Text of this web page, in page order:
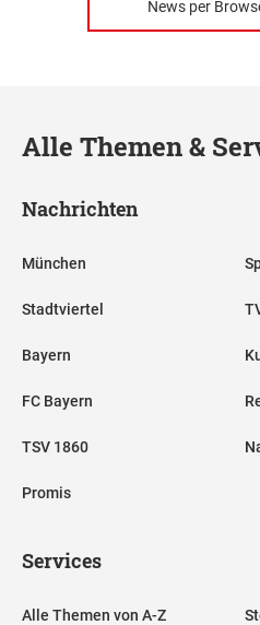
News per
Alle Themen &
Nachrichten
München
Stadtviertel
Bayern
FC Bayern
TSV 1860
Promis
Services
Alle Themen von A-Z